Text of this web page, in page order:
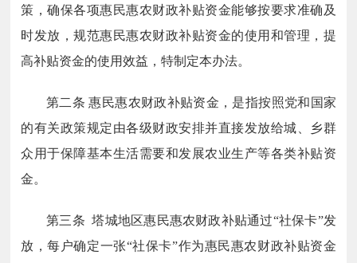
策，确保各项惠民惠农财政补贴资金能够按要求准确及
时发放，规范惠民惠农财政补贴资金的使用和管理，提
高补贴资金的使用效益，特制定本办法。
第二条 惠民惠农财政补贴资金，是指按照党和国家
的有关政策规定由各级财政安排并直接发放给城、乡群
众用于保障基本生活需要和发展农业生产等各类补贴资
金。
第三条 塔城地区惠民惠农财政补贴通过“社保卡”发
放，每户确定一张“社保卡”作为惠民惠农财政补贴资金